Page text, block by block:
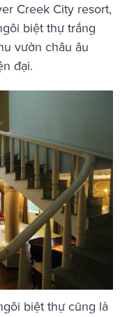
Creek City resort,
biệt thự trắng
vườn châu âu
đại.
biệt thự cũng là